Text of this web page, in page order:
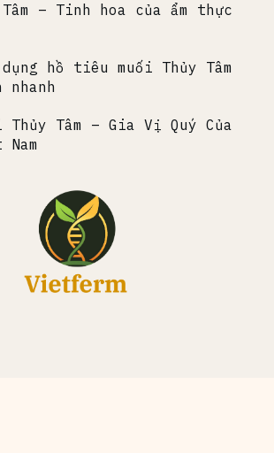
Tâm – Tinh hoa của ẩm thực
hồ tiêu muối Thủy Tâm
nhanh
Thủy Tâm – Gia Vị Quý Của